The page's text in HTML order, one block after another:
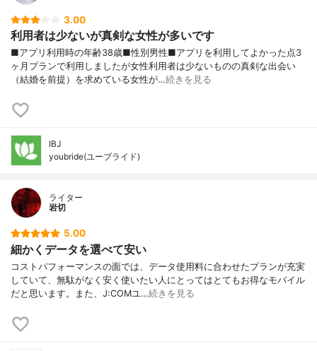
3.00
利用者は少ないが真剣な女性が多いです
■アプリ利用時の年齢38歳■性別男性■アプリを利用してよかった点3
ヶ月プランで利用しましたが女性利用者は少ないものの真剣な出会い
（結婚を前提）を求めている女性が…続きを見る
IBJ
youbride(ユーブライド)
ライター
岩切
5.00
細かくデータを選べて安い
コストパフォーマンスの面では、データ使用料に合わせたプランが充実
していて、無駄がなく安く使いたい人にとってはとてもお得なモバイル
だと思います。また、J:COMユ…続きを見る